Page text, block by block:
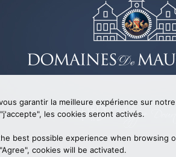
avec
Mentions légales- création
garantir la meilleure expérience sur
les cookies seront activés.
best possible experience when browsing
cookies will be activated.